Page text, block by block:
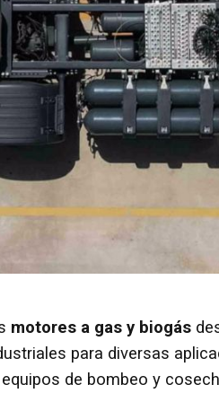
motores a gas y biogás
para diversas
de bombeo y